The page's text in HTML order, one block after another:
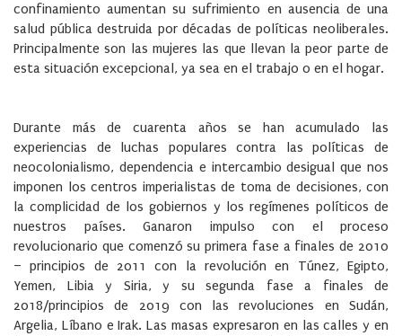
confinamiento aumentan su sufrimiento en ausencia de una
salud pública destruida por décadas de políticas neoliberales.
Principalmente son las mujeres las que llevan la peor parte de
esta situación excepcional, ya sea en el trabajo o en el hogar.
Durante más de cuarenta años se han acumulado las
experiencias de luchas populares contra las políticas de
neocolonialismo, dependencia e intercambio desigual que nos
imponen los centros imperialistas de toma de decisiones, con
la complicidad de los gobiernos y los regímenes políticos de
nuestros países. Ganaron impulso con el proceso
revolucionario que comenzó su primera fase a finales de 2010
– principios de 2011 con la revolución en Túnez, Egipto,
Yemen, Libia y Siria, y su segunda fase a finales de
2018/principios de 2019 con las revoluciones en Sudán,
Argelia, Líbano e Irak. Las masas expresaron en las calles y en